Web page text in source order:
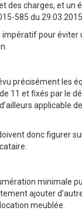
des charges, et un
585 du
impératif pour éviter
précisément les
11 et fixés par le
applicable
donc figurer
minimale
ajouter
meublée.